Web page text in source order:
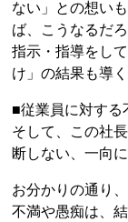
ない」との想い
ば、こうなるだ
指示・指導をし
け」の結果も導
■従業員に対する
そして、この社
断しない、一向
お分かりの通り
不満や愚痴は、